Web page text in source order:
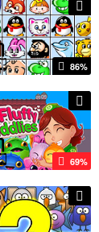
86%
69%